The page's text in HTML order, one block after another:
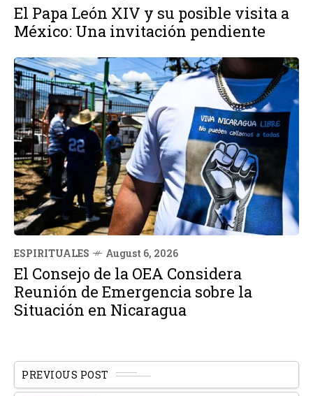
El Papa León XIV y su posible visita a
México: Una invitación pendiente
ESPIRITUALES August 6, 2026
El Consejo de la OEA Considera
Reunión de Emergencia sobre la
Situación en Nicaragua
PREVIOUS POST